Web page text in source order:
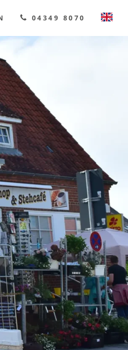
04349 8070